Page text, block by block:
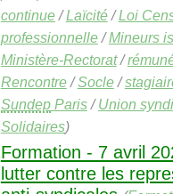
continue/Laïcité/Loi
professionnelle/Mineurs
Ministère-Rectorat/
Rencontre/Socle/
SundepParis/Union
Solidaires)
Formation - 7 avril
lutter contre les